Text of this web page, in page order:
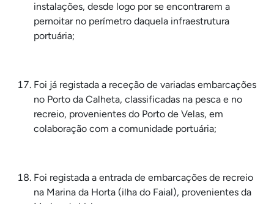
instalações, desde logo por se encontrarem a
pernoitar no perímetro daquela infraestrutura
portuária;
Foi já registada a receção de variadas embarcações
no Porto da Calheta, classificadas na pesca e no
recreio, provenientes do Porto de Velas, em
colaboração com a comunidade portuária;
Foi registada a entrada de embarcações de recreio
na Marina da Horta (ilha do Faial), provenientes da